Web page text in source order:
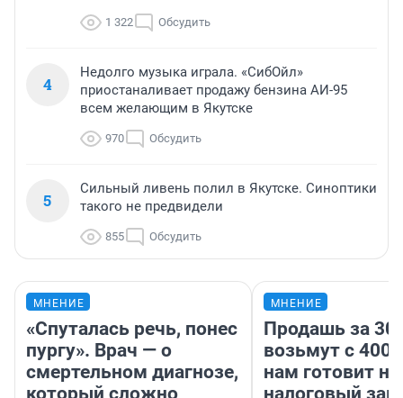
1 322 Обсудить
4
Недолго музыка играла. «СибОйл»
приостаналивает продажу бензина АИ-95
всем желающим в Якутске
970 Обсудить
5
Сильный ливень полил в Якутске. Синоптики
такого не предвидели
855 Обсудить
МНЕНИЕ
«Спуталась речь, понес
пургу». Врач — о
смертельном диагнозе,
который сложно
МНЕНИЕ
Продашь за
возьмут с
нам готовит
налоговый